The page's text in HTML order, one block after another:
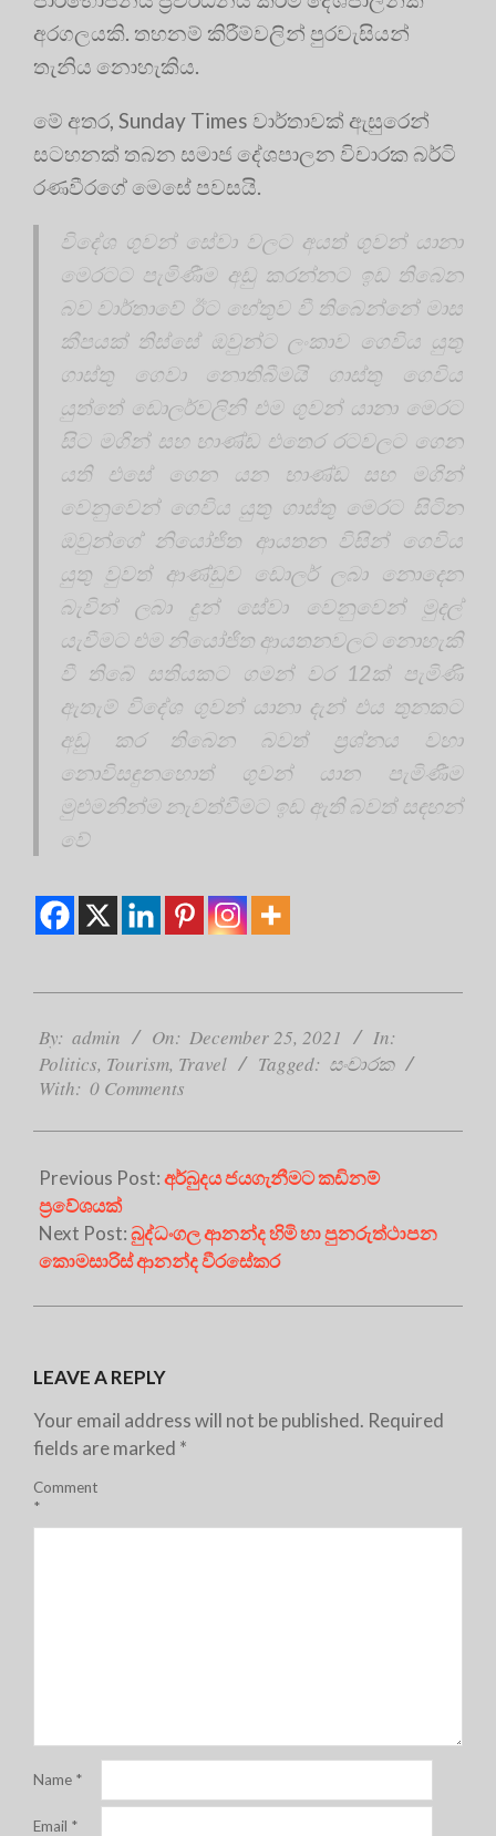
අරගලයකි. තහනම් කිරීම්වලින් පුරවැසියන්
තැනිය නොහැකිය.
මේ අතර, Sunday Times වාර්තාවක් ඇසුරෙන්
සටහනක් තබන සමාජ දේශපාලන විචාරක බර්ටි
රණවීරගේ මෙසේ පවසයි.
විදේශ ගුවන් සේවා වලට අයත් ගුවන් යානා
මෙරටට පැමිණීම අඩු කරන්නට ඉඩ තිබෙන
බව වාර්තාවේ ඊට හේතුව වී තිබෙන්නේ මාස
කීපයක් තිස්සේ ඔවුන්ට ලංකාව ගෙවිය යුතු
ගාස්තු ගෙවා නොතිබීමයි ගාස්තු ගෙවිය
යුත්තේ ඩොලර්වලිනි එම ගුවන් යානා මෙරට
සිට මගින් සහ භාණ්ඩ එතෙර රටවලට ගෙන
යති එසේ ගෙන යන භාණ්ඩ සහ මගින්
වෙනුවෙන් ගෙවිය යුතු ගාස්තු මෙරට සිටින
ඔවුන්ගේ නියෝජිත ආයතන විසින් ගෙවිය
යුතු වුවත් ආණ්ඩුව ඩොලර් ලබා නොදෙන
බැවින් ලබා දුන් සේවා වෙනුවෙන් මුදල්
යැවීමට එම නියෝජිත ආයතනවලට නොහැකි
වී තිබේ සතියකට ගමන් වර 12ක් පැමිණි
ඇතැම් විදේශ ගුවන් යානා දැන් එය තුනකට
අඩු කර තිබෙන බවත් ප්‍රශ්නය වහා
නොවිසඳුනහොත් ගුවන් යාන පැමිණීම
මුළුමනින්ම නැවත්වීමට ඉඩ ඇති බවත් සඳහන්
වේ
12-
25
By: admin On: December 25, 2021
In:
Politics, Tourism, Travel Tagged: සංචාරක
With: 0 Comments
Previous Post:අර්බුදය ජයගැනීමට කඩිනම්
ප්‍රවේශයක්
Next Post:බුද්ධංගල ආනන්ද හිමි හා පුනරුත්ථාපන
කොමසාරිස් ආනන්ද වීරසේකර
LEAVE A REPLY
Your email address will not be published. Required
fields are marked *
Comment
*
Name *
Email *